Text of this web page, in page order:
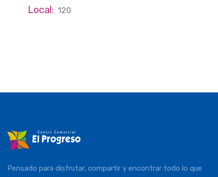
Local: 120
Pensado para disfrutar, compartir y encontrar todo lo que